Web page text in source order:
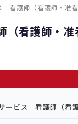
看護師（看護師・准看
看護師・准
ービス 看護師（看護